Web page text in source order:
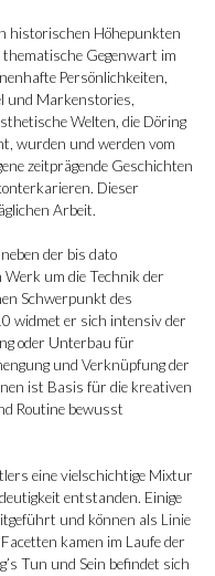
historischen Höhepunkten
Gegenwart im
Persönlichkeiten,
und Markenstories,
Welten, die Döring
wurden und werden vom
zeitprägende Geschichten
Dieser
Arbeit.
der bis dato
um die Technik der
Schwerpunkt des
widmet er sich intensiv der
oder Unterbau für
und Verknüpfung der
ist Basis für die kreativen
Routine bewusst
eine vielschichtige Mixtur
entstanden. Einige
und können als Linie
kamen im Laufe der
Tun und Sein befindet sich